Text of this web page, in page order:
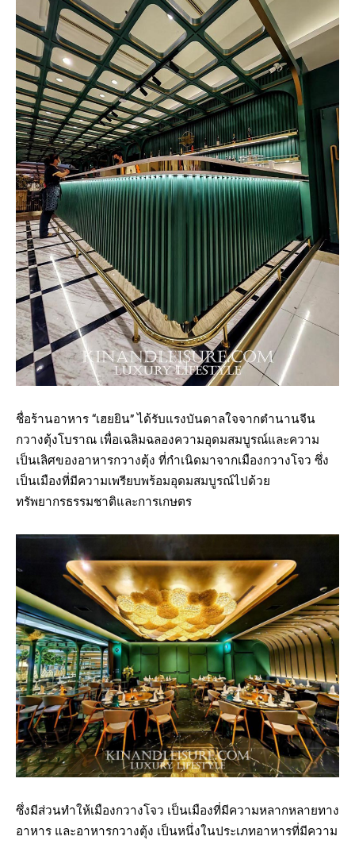
ชื่อร้านอาหาร “เฮยยิน” ได้รับแรงบันดาลใจจากตำนานจีน
กวางตุ้งโบราณ เพื่อเฉลิมฉลองความอุดมสมบูรณ์และความ
เป็นเลิศของอาหารกวางตุ้ง ที่กำเนิดมาจากเมืองกวางโจว ซึ่ง
เป็นเมืองที่มีความเพรียบพร้อมอุดมสมบูรณ์ไปด้วย
ทรัพยากรธรรมชาติและการเกษตร
ซึ่งมีส่วนทำให้เมืองกวางโจว เป็นเมืองที่มีความหลากหลายทาง
อาหาร และอาหารกวางตุ้ง เป็นหนึ่งในประเภทอาหารที่มีความ